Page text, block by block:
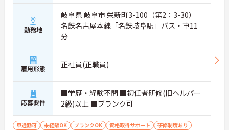
勤務地
岐阜県 岐阜市 栄新町3-100（第2：3-30）
名鉄名古屋本線「名鉄岐阜駅」バス・車11
分
雇用形態 正社員(正職員)
応募要件
■学歴・経験不問 ■初任者研修(旧ヘルパー
2級)以上 ■ブランク可
車通勤可 未経験OK ブランクOK 資格取得サポート
研修制度あり